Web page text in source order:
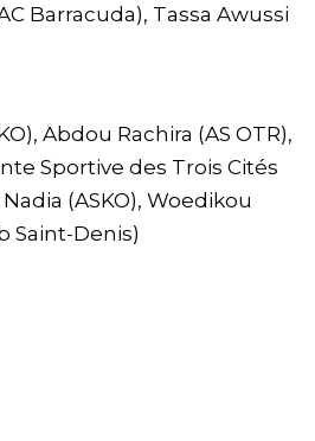
Barracuda), Tassa Awussi
Abdou Rachira (AS OTR),
Sportive des Trois Cités
(ASKO), Woedikou
Saint-Denis)